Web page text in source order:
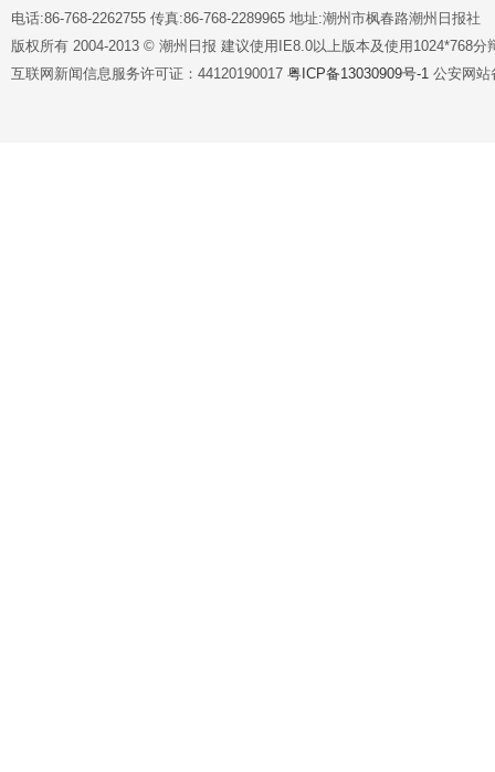
电话:86-768-2262755 传真:86-768-2289965 地址:潮州市枫春路潮州日报社
版权所有 2004-2013 © 潮州日报 建议使用IE8.0以上版本及使用1024*768分
互联网新闻信息服务许可证：44120190017 粤ICP备13030909号-1 公安网站